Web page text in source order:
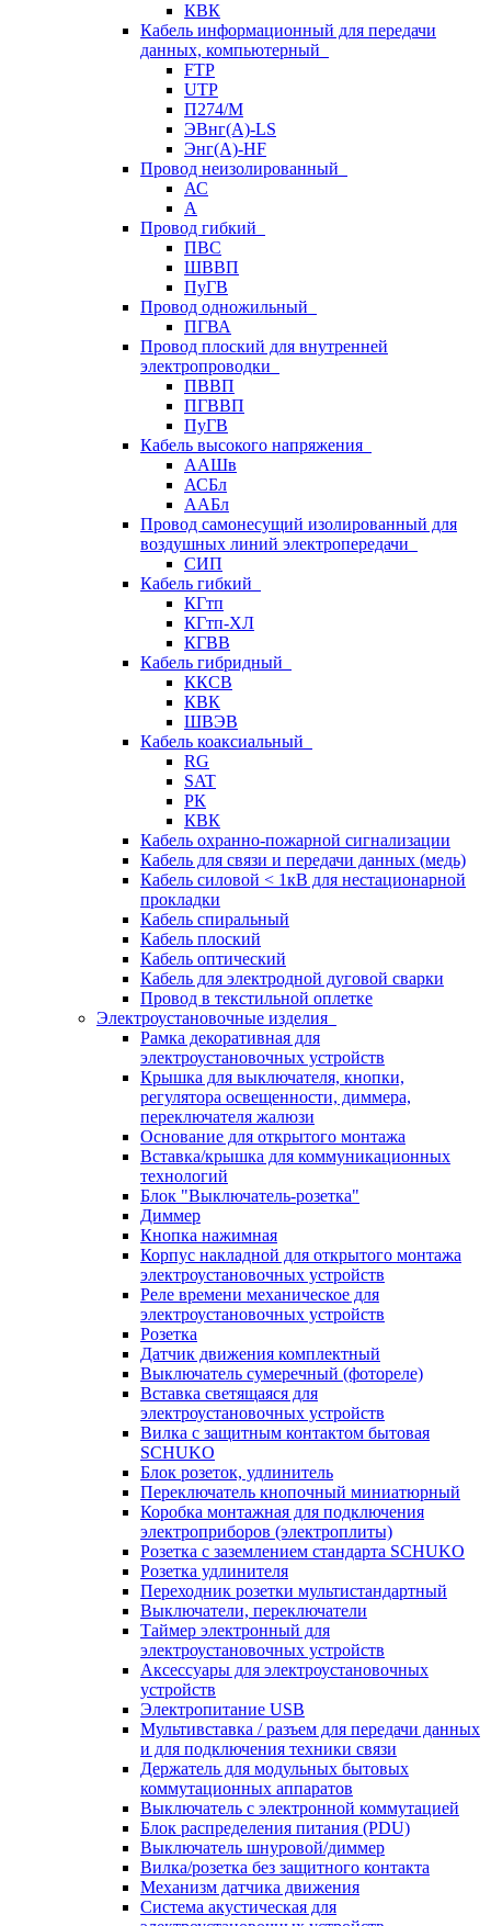
КВК
Кабель информационный для передачи
данных, компьютерный
FTP
UTP
П274/М
ЭВнг(А)-LS
Энг(А)-HF
Провод неизолированный
АС
А
Провод гибкий
ПВС
ШВВП
ПуГВ
Провод одножильный
ПГВА
Провод плоский для внутренней
электропроводки
ПВВП
ПГВВП
ПуГВ
Кабель высокого напряжения
ААШв
АСБл
ААБл
Провод самонесущий изолированный для
воздушных линий электропередачи
СИП
Кабель гибкий
КГтп
КГтп-ХЛ
КГВВ
Кабель гибридный
ККСВ
КВК
ШВЭВ
Кабель коаксиальный
RG
SAT
РК
КВК
Кабель охранно-пожарной сигнализации
Кабель для связи и передачи данных (медь)
Кабель силовой < 1кВ для нестационарной
прокладки
Кабель спиральный
Кабель плоский
Кабель оптический
Кабель для электродной дуговой сварки
Провод в текстильной оплетке
Электроустановочные изделия
Рамка декоративная для
электроустановочных устройств
Крышка для выключателя, кнопки,
регулятора освещенности, диммера,
переключателя жалюзи
Основание для открытого монтажа
Вставка/крышка для коммуникационных
технологий
Блок "Выключатель-розетка"
Диммер
Кнопка нажимная
Корпус накладной для открытого монтажа
электроустановочных устройств
Реле времени механическое для
электроустановочных устройств
Розетка
Датчик движения комплектный
Выключатель сумеречный (фотореле)
Вставка светящаяся для
электроустановочных устройств
Вилка с защитным контактом бытовая
SCHUKO
Блок розеток, удлинитель
Переключатель кнопочный миниатюрный
Коробка монтажная для подключения
электроприборов (электроплиты)
Розетка с заземлением стандарта SCHUKO
Розетка удлинителя
Переходник розетки мультистандартный
Выключатели, переключатели
Таймер электронный для
электроустановочных устройств
Аксессуары для электроустановочных
устройств
Электропитание USB
Мультивставка / разъем для передачи данных
и для подключения техники связи
Держатель для модульных бытовых
коммутационных аппаратов
Выключатель с электронной коммутацией
Блок распределения питания (PDU)
Выключатель шнуровой/диммер
Вилка/розетка без защитного контакта
Механизм датчика движения
Система акустическая для